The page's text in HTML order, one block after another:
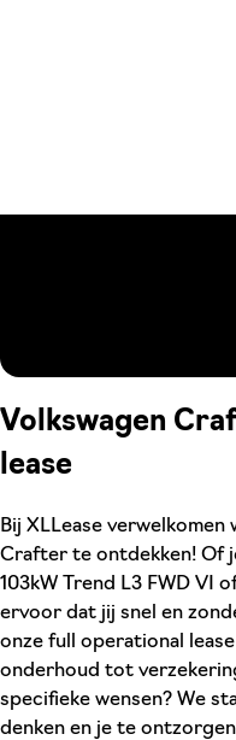
Volkswagen
lease
Bij XLLease verwelkomen
Crafter te ontdekken! Of
103kW Trend L3 FWD VI
ervoor dat jij snel en
onze full operational
onderhoud tot
specifieke wensen? We
denken en je te